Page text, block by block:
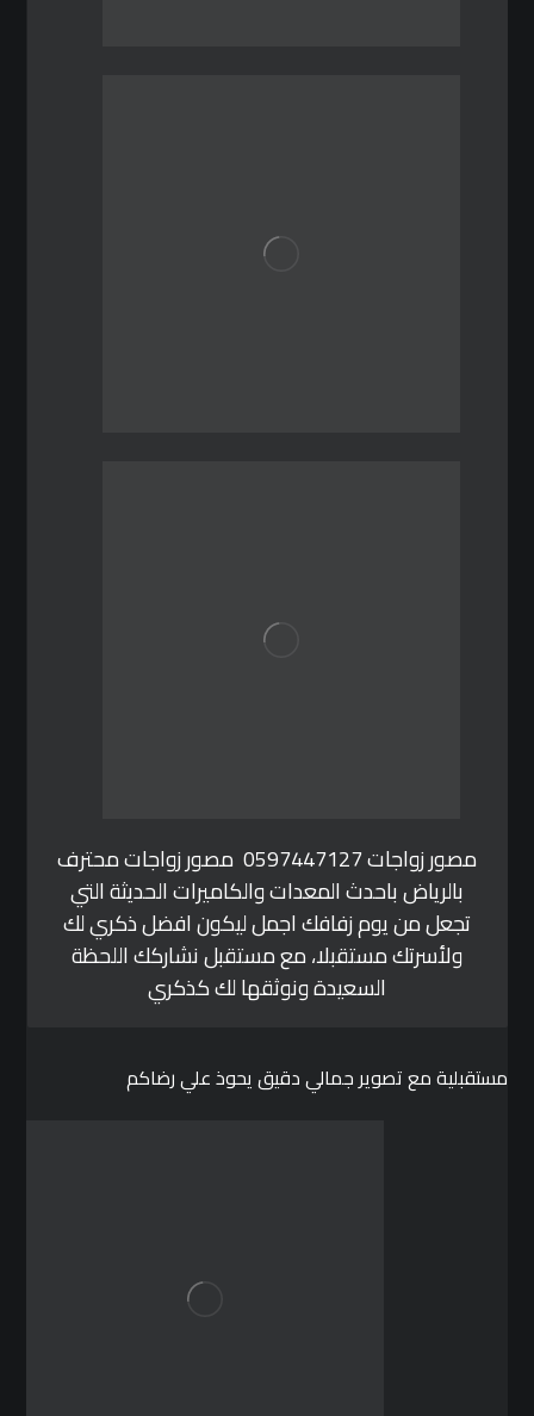
مصور زواجات 0597447127 مصور زواجات محترف
بالرياض باحدث المعدات والكاميرات الحديثة التي
تجعل من يوم زفافك اجمل ليكون افضل ذكري لك
ولأسرتك مستقبلا، مع مستقبل نشاركك اللحظة
السعيدة ونوثقها لك كذكري
مستقبلية مع تصوير جمالي دقيق يحوذ علي رضاكم